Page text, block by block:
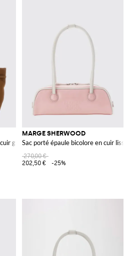
grainé avec doubles anses
MARGE SHERWOOD
Sac porté épaule bicolore en cuir lisse
270,00 €
202,50 €
-25%